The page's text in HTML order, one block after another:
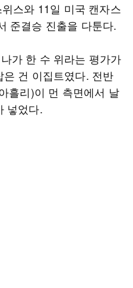
스와 11일 미국 캔자스
준결승 진출을 다툰다.
가 한 수 위라는 평가가
건 이집트였다. 전반
흘리)이 먼 측면에서 날
넣었다.